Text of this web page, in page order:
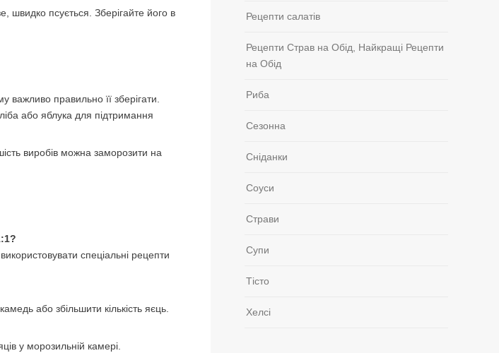
швидко псується. Зберігайте його в
важливо правильно її зберігати.
або яблука для підтримання
виробів можна заморозити на
спеціальні рецепти
або збільшити кількість яєць.
у морозильній камері.
Рецепти салатів
Рецепти Страв на Обід, Найкращі Рецепти
на Обід
Риба
Сезонна
Сніданки
Соуси
Страви
Супи
Тісто
Хелсі